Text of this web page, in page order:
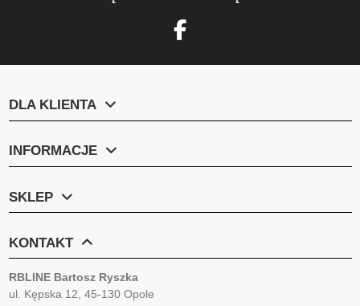
DLA KLIENTA
INFORMACJE
SKLEP
KONTAKT
RBLINE Bartosz Ryszka
ul. Kępska 12, 45-130 Opole